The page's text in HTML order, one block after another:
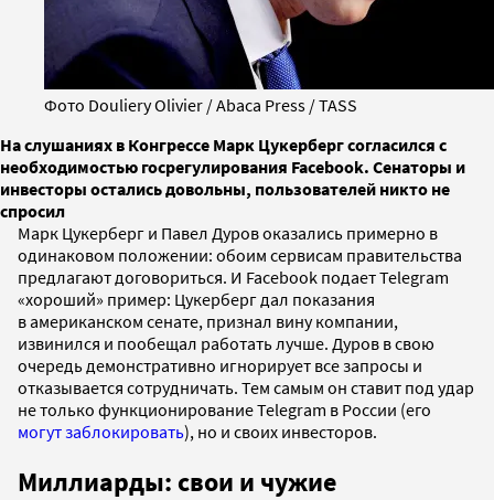
Фото Douliery Olivier / Abaca Press / TASS
На слушаниях в Конгрессе Марк Цукерберг согласился с
необходимостью госрегулирования Facebook. Сенаторы и
инвесторы остались довольны, пользователей никто не
спросил
Марк Цукерберг и Павел Дуров оказались примерно в
одинаковом положении: обоим сервисам правительства
предлагают договориться. И Facebook подает Telegram
«хороший» пример: Цукерберг дал показания
в американском сенате, признал вину компании,
извинился и пообещал работать лучше. Дуров в свою
очередь демонстративно игнорирует все запросы и
отказывается сотрудничать. Тем самым он ставит под удар
не только функционирование Telegram в России (его
могут заблокировать), но и своих инвесторов.
Миллиарды: свои и чужие